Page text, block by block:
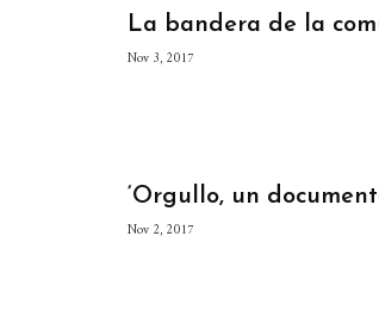
La bandera de la
Nov 3, 2017
‘Orgullo, un
Nov 2, 2017